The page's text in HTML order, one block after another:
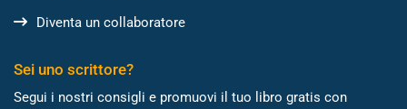
Diventa un collaboratore
Sei uno scrittore?
Segui i nostri consigli e promuovi il tuo libro gratis con